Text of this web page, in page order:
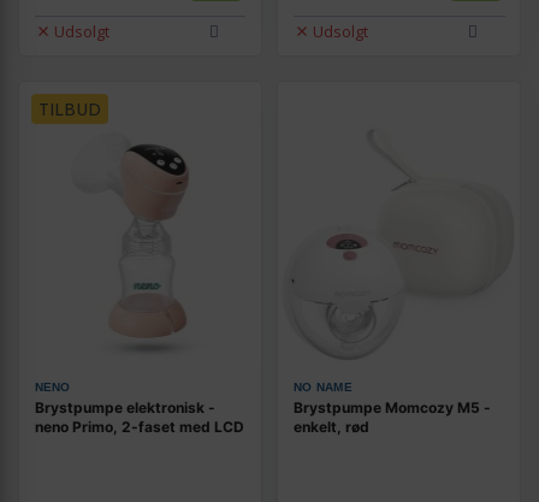
Udsolgt Udsolgt
TILBUD
NENO
Brystpumpe elektronisk -
neno Primo, 2-faset med LCD
NO NAME
Brystpumpe Momcozy M5 -
enkelt, rød